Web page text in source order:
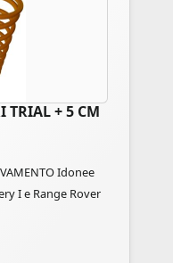
TRIAL + 5 CM
Idonee
I e Range Rover